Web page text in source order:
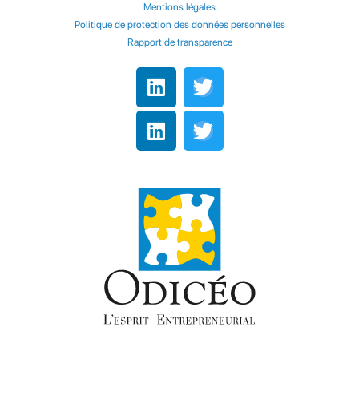
Mentions légales
Politique de protection des données personnelles
Rapport de transparence